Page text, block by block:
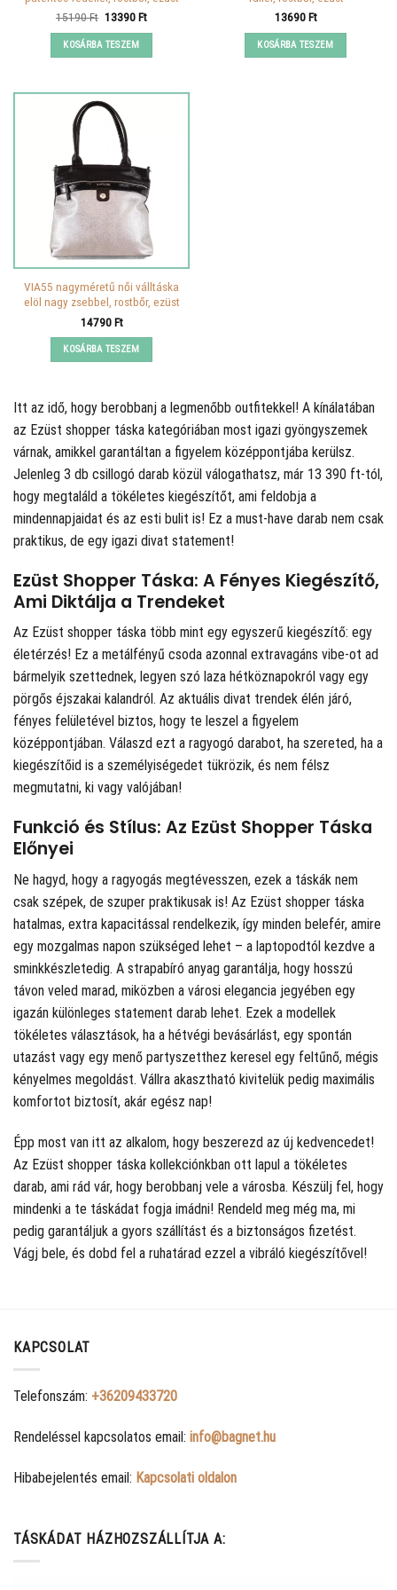
15190Ft Original
was:
15190 Ft.
13390FtCurrent
KOSÁRBA TESZEM
13690Ft
KOSÁRBA TESZEM
VIA55 nagyméretű női válltáska
elöl nagy zsebbel, rostbőr, ezüst
14790Ft
KOSÁRBA TESZEM
Itt az idő, hogy berobbanj a legmenőbb outfitekkel! A kínálatában
az Ezüst shopper táska kategóriában most igazi gyöngyszemek
várnak, amikkel garantáltan a figyelem középpontjába kerülsz.
Jelenleg 3 db csillogó darab közül válogathatsz, már 13 390 ft-tól,
hogy megtaláld a tökéletes kiegészítőt, ami feldobja a
mindennapjaidat és az esti bulit is! Ez a must-have darab nem csak
praktikus, de egy igazi divat statement!
Ezüst Shopper Táska: A Fényes Kiegészítő,
Ami Diktálja a Trendeket
Az Ezüst shopper táska több mint egy egyszerű kiegészítő: egy
életérzés! Ez a metálfényű csoda azonnal extravagáns vibe-ot ad
bármelyik szettednek, legyen szó laza hétköznapokról vagy egy
pörgős éjszakai kalandról. Az aktuális divat trendek élén járó,
fényes felületével biztos, hogy te leszel a figyelem
középpontjában. Válaszd ezt a ragyogó darabot, ha szereted, ha a
kiegészítőid is a személyiségedet tükrözik, és nem félsz
megmutatni, ki vagy valójában!
Funkció és Stílus: Az Ezüst Shopper Táska
Előnyei
Ne hagyd, hogy a ragyogás megtévesszen, ezek a táskák nem
csak szépek, de szuper praktikusak is! Az Ezüst shopper táska
hatalmas, extra kapacitással rendelkezik, így minden belefér, amire
egy mozgalmas napon szükséged lehet – a laptopodtól kezdve a
sminkkészletedig. A strapabíró anyag garantálja, hogy hosszú
távon veled marad, miközben a városi elegancia jegyében egy
igazán különleges statement darab lehet. Ezek a modellek
tökéletes választások, ha a hétvégi bevásárlást, egy spontán
utazást vagy egy menő partyszetthez keresel egy feltűnő, mégis
kényelmes megoldást. Vállra akasztható kivitelük pedig maximális
komfortot biztosít, akár egész nap!
Épp most van itt az alkalom, hogy beszerezd az új kedvencedet!
Az Ezüst shopper táska kollekciónkban ott lapul a tökéletes
darab, ami rád vár, hogy berobbanj vele a városba. Készülj fel, hogy
mindenki a te táskádat fogja imádni! Rendeld meg még ma, mi
pedig garantáljuk a gyors szállítást és a biztonságos fizetést.
Vágj bele, és dobd fel a ruhatárad ezzel a vibráló kiegészítővel!
KAPCSOLAT
Telefonszám: +36209433720
Rendeléssel kapcsolatos email: info@bagnet.hu
Hibabejelentés email: Kapcsolati oldalon
TÁSKÁDAT HÁZHOZSZÁLLÍTJA A: